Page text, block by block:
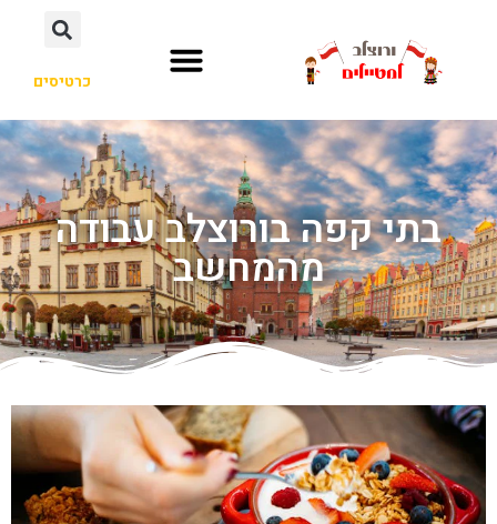
כרטיסים
בתי קפה בורוצלב עבודה
מהמחשב